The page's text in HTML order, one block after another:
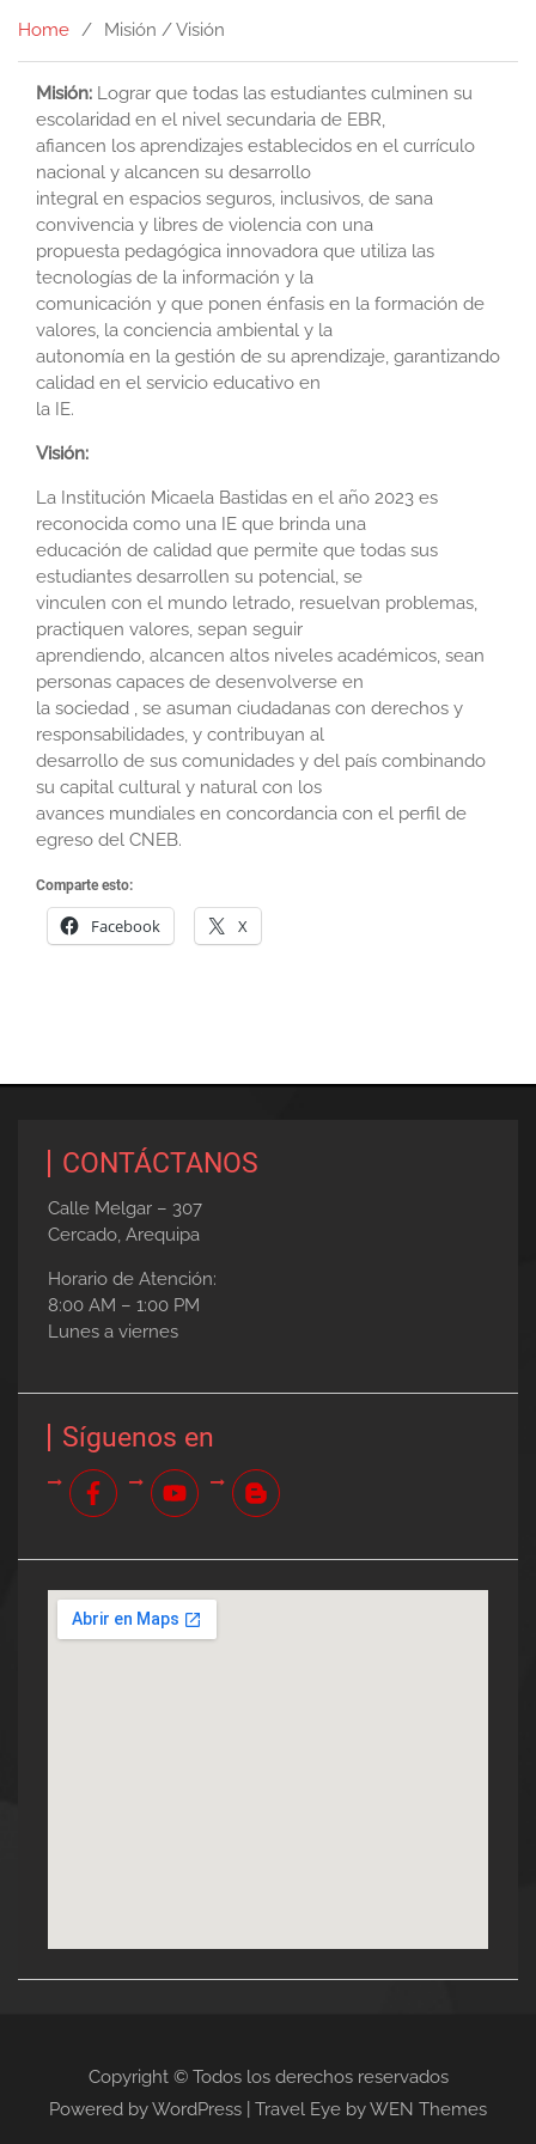
Home Misión / Visión
Misión: Lograr que todas las estudiantes culminen su
escolaridad en el nivel secundaria de EBR,
afiancen los aprendizajes establecidos en el currículo
nacional y alcancen su desarrollo
integral en espacios seguros, inclusivos, de sana
convivencia y libres de violencia con una
propuesta pedagógica innovadora que utiliza las
tecnologías de la información y la
comunicación y que ponen énfasis en la formación de
valores, la conciencia ambiental y la
autonomía en la gestión de su aprendizaje, garantizando
calidad en el servicio educativo en
la IE.
Visión:
La Institución Micaela Bastidas en el año 2023 es
reconocida como una IE que brinda una
educación de calidad que permite que todas sus
estudiantes desarrollen su potencial, se
vinculen con el mundo letrado, resuelvan problemas,
practiquen valores, sepan seguir
aprendiendo, alcancen altos niveles académicos, sean
personas capaces de desenvolverse en
la sociedad , se asuman ciudadanas con derechos y
responsabilidades, y contribuyan al
desarrollo de sus comunidades y del país combinando
su capital cultural y natural con los
avances mundiales en concordancia con el perfil de
egreso del CNEB.
Comparte esto:
Facebook X
CONTÁCTANOS
Calle Melgar – 307
Cercado, Arequipa
Horario de Atención:
8:00 AM – 1:00 PM
Lunes a viernes
Síguenos en
Copyright © Todos los derechos reservados
Powered by WordPress
Travel Eye byWEN Themes